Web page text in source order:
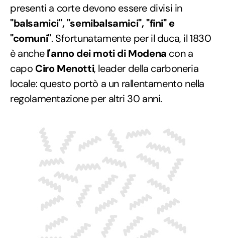
presenti a corte devono essere divisi in
"balsamici", "semibalsamici", "fini" e
"comuni". Sfortunatamente per il duca, il 1830
è anchel'anno dei moti di Modena con a
capo Ciro Menotti, leader della carboneria
locale: questo portò a un rallentamento nella
regolamentazione per altri 30 anni.